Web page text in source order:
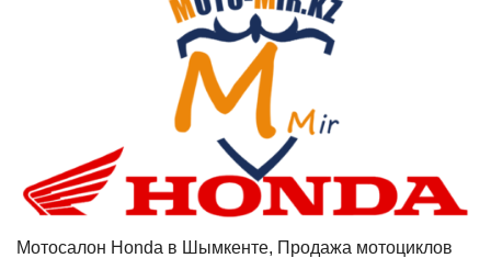
Мотосалон Honda в Шымкенте, Продажа мотоциклов